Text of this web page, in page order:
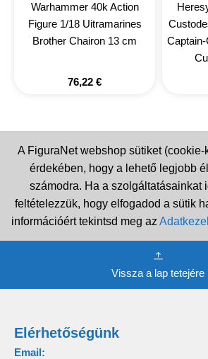
Warhammer 40k Action
Figure 1/18 Uitramarines
Brother Chairon 13 cm
76,22 €
A FiguraNet webshop sütiket
érdekében, hogy a lehető legjobb
számodra. Ha a szolgáltatásainkat
feltételezzük, hogy elfogadod a sütik
információért tekintsd meg az
Vissza a lap tetejére
Elérhetőségünk
Email: